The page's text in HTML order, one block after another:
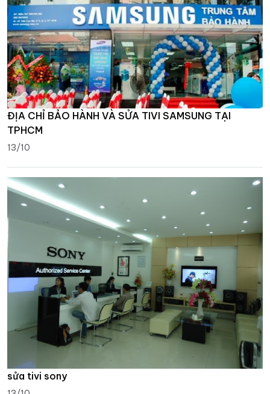
ĐỊA CHỈ BẢO HÀNH VÀ SỬA TIVI SAMSUNG TẠI
TPHCM
13/10
sửa tivi sony